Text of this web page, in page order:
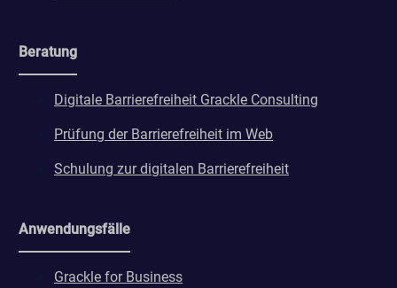
Beratung
Digitale Barrierefreiheit Grackle Consulting
Prüfung der Barrierefreiheit im Web
Schulung zur digitalen Barrierefreiheit
Anwendungsfälle
Grackle for Business